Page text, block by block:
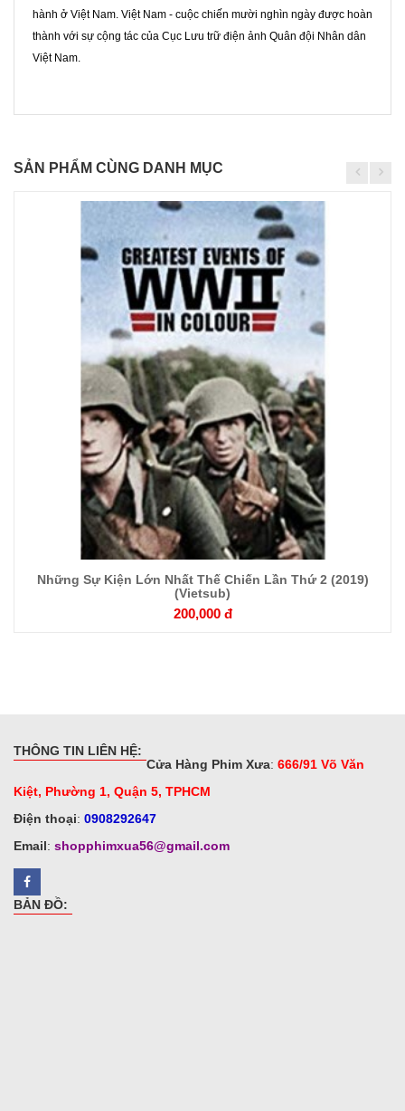
hành ở Việt Nam. Việt Nam - cuộc chiến mười nghìn ngày được hoàn
thành với sự cộng tác của Cục Lưu trữ điện ảnh Quân đội Nhân dân
Việt Nam.
SẢN PHẨM CÙNG DANH MỤC
Chi
Những Sự Kiện Lớn Nhất Thế Chiến Lần Thứ 2 (2019)
(Vietsub)
200,000 đ
THÔNG TIN LIÊN HỆ:
Cửa Hàng Phim Xưa: 666/91 Võ Văn
Kiệt, Phường 1, Quận 5, TPHCM
Điện thoại: 0908292647
Email: shopphimxua56@gmail.com
BẢN ĐỒ: